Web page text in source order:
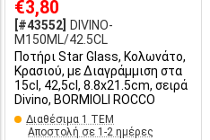
€3,80
[#43552]
DIVINO-
M150ML/42.5CL
Ποτήρι Star Glass, Κολωνάτο,
Κρασιού, με Διαγράμμιση στα
15cl, 42,5cl, 8.8x21.5cm, σειρά
Divino, BORMIOLI ROCCO
Διαθέσιμα 1 ΤΕΜ
Αποστολή σε 1-2 ημέρες